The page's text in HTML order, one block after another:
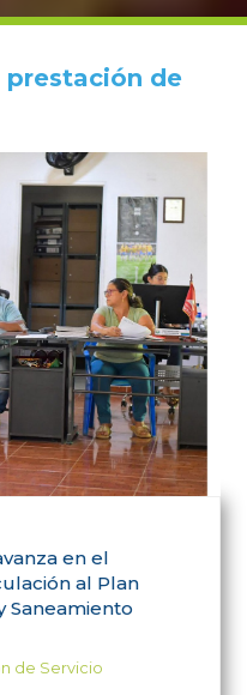
prestación de
en el
al Plan
Saneamiento
de Servicio